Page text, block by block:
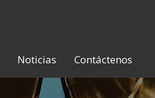
Noticias Contáctenos